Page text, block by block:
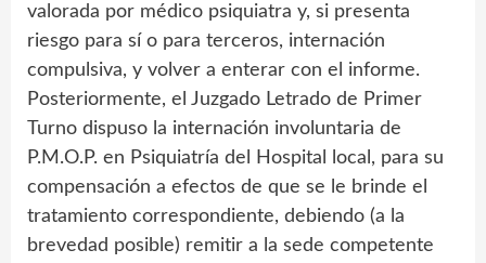
valorada por médico psiquiatra y, si presenta
riesgo para sí o para terceros, internación
compulsiva, y volver a enterar con el informe.
Posteriormente, el Juzgado Letrado de Primer
Turno dispuso la internación involuntaria de
P.M.O.P. en Psiquiatría del Hospital local, para su
compensación a efectos de que se le brinde el
tratamiento correspondiente, debiendo (a la
brevedad posible) remitir a la sede competente